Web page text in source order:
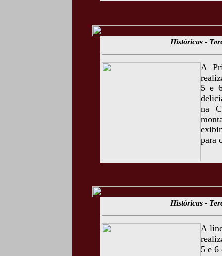
Históricas -
A
5 e
na
para
Históricas -
A
5 e 6